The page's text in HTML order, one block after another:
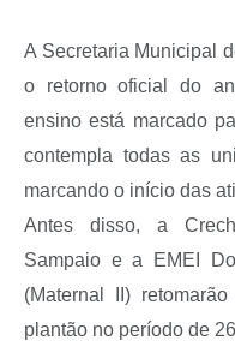
Secretarias
Links
Telefones Úteis
A Prefeitura
Diário Oficial
A Secretaria Municipal
o retorno oficial do
ensino está marcado
contempla todas as
marcando o início das
Antes disso, a
Sampaio e a EMEI
(Maternal II)
plantão no período de